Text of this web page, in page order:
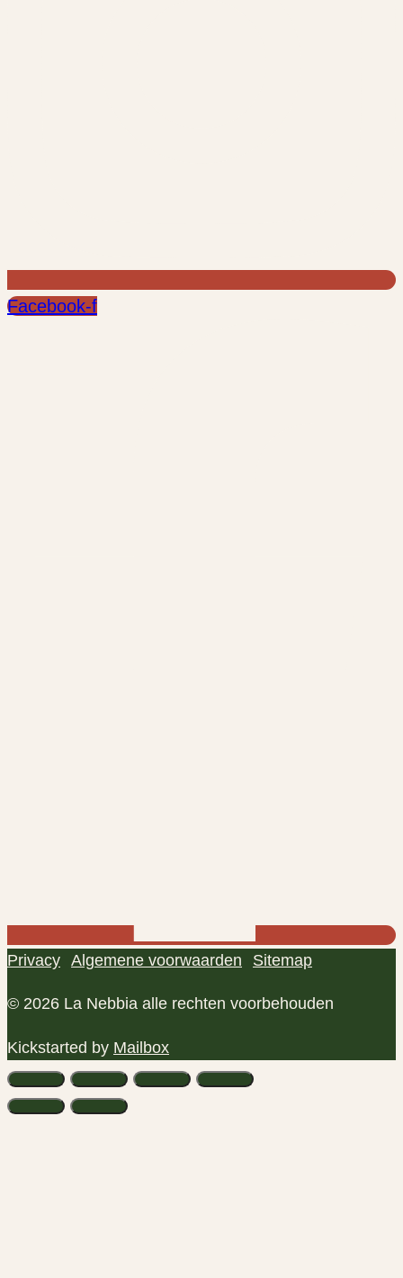
Facebook-f
Privacy Algemene voorwaarden Sitemap
© 2026 La Nebbia alle rechten voorbehouden
Kickstarted by Mailbox